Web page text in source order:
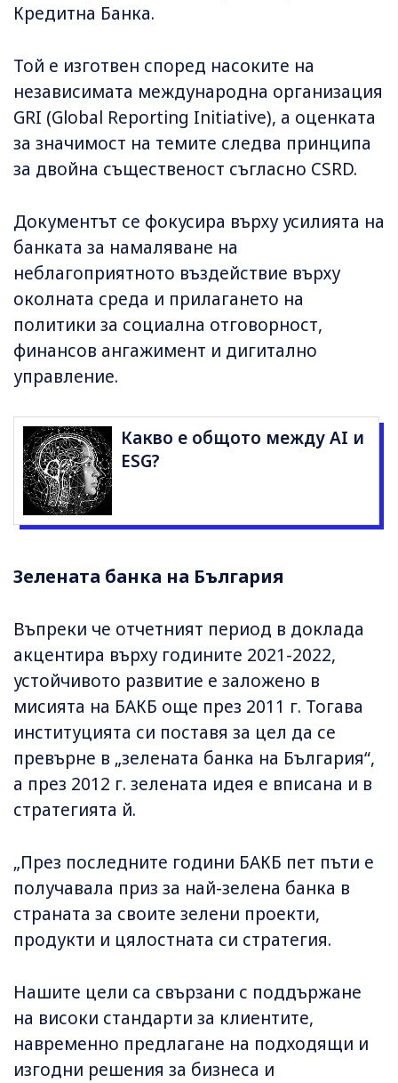
Кредитна Банка.
Той е изготвен според насоките на
независимата международна организация
GRI (Global Reporting Initiative), а оценката
за значимост на темите следва принципа
за двойна същественост съгласно CSRD.
Документът се фокусира върху усилията на
банката за намаляване на
неблагоприятното въздействие върху
околната среда и прилагането на
политики за социална отговорност,
финансов ангажимент и дигитално
управление.
Какво е общото между AI и
ESG?
Зелената банка на България
Въпреки че отчетният период в доклада
акцентира върху годините 2021-2022,
устойчивото развитие е заложено в
мисията на БАКБ още през 2011 г. Тогава
институцията си поставя за цел да се
превърне в „зелената банка на България“,
а през 2012 г. зелената идея е вписана и в
стратегията й.
„През последните години БАКБ пет пъти е
получавала приз за най-зелена банка в
страната за своите зелени проекти,
продукти и цялостната си стратегия.
Нашите цели са свързани с поддържане
на високи стандарти за клиентите,
навременно предлагане на подходящи и
изгодни решения за бизнеса и